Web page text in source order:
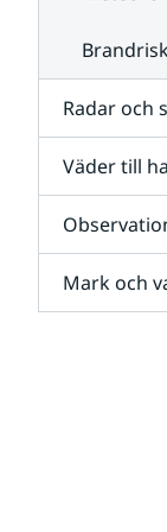
Radar och
Väder till
Mark och